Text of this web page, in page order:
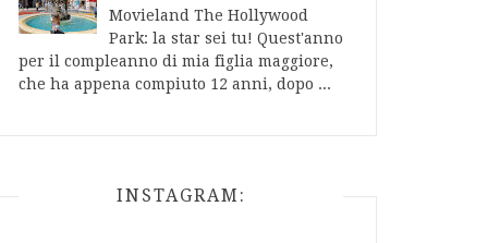
Movieland The Hollywood
Park: la star sei tu! Quest'anno
per il compleanno di mia figlia maggiore,
che ha appena compiuto 12 anni, dopo ...
INSTAGRAM: